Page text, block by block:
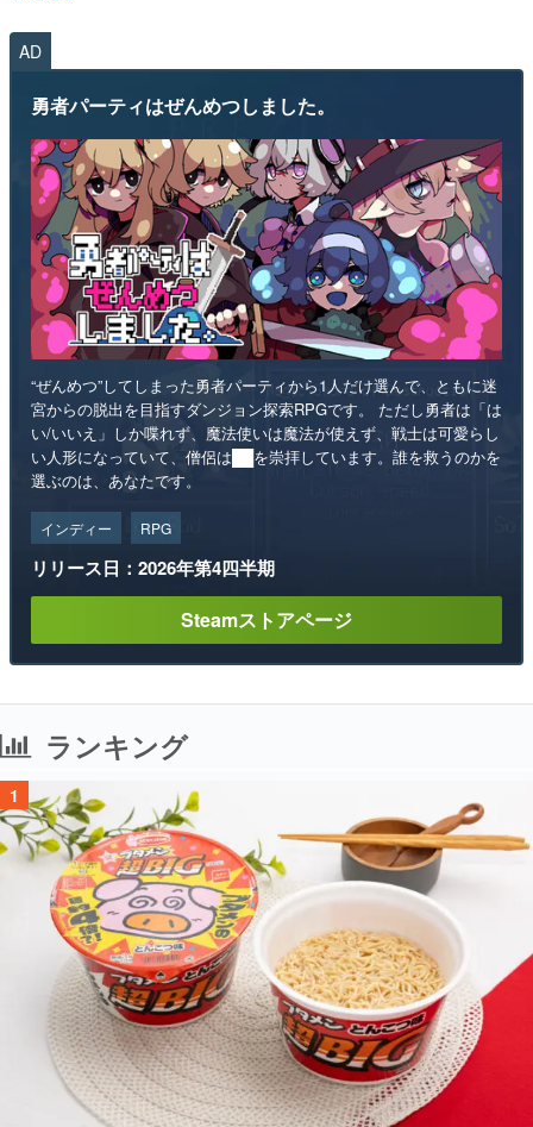
AD
勇者パーティはぜんめつしました。
“ぜんめつ”してしまった勇者パーティから1人だけ選んで、ともに迷
宮からの脱出を目指すダンジョン探索RPGです。 ただし勇者は「は
い/いいえ」しか喋れず、魔法使いは魔法が使えず、戦士は可愛らし
い人形になっていて、僧侶は██を崇拝しています。誰を救うのかを
選ぶのは、あなたです。
インディー RPG
リリース日：2026年第4四半期
Steamストアページ
ランキング
1